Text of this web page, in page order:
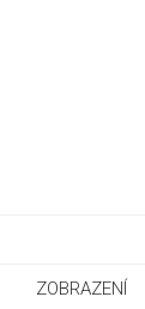
ZOBRAZENÍ